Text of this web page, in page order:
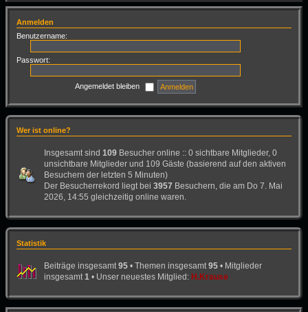
Anmelden
Benutzername:
Passwort:
Angemeldet bleiben
Wer ist online?
Insgesamt sind 109 Besucher online :: 0 sichtbare Mitglieder, 0
unsichtbare Mitglieder und 109 Gäste (basierend auf den aktiven
Besuchern der letzten 5 Minuten)
Der Besucherrekord liegt bei 3957 Besuchern, die am Do 7. Mai
2026, 14:55 gleichzeitig online waren.
Statistik
Beiträge insgesamt 95 • Themen insgesamt 95 • Mitglieder
insgesamt 1 • Unser neuestes Mitglied: H.Krause